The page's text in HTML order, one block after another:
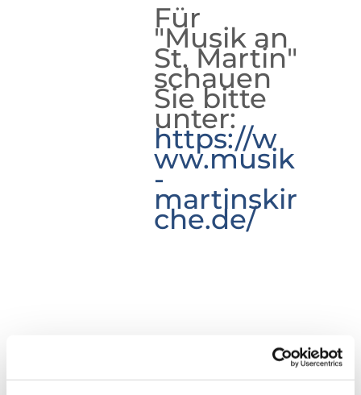
Für
"Musik an
St. Martin"
schauen
Sie bitte
unter:
https://w
ww.musik
-
martinskir
che.de/
Bücherei im Katharina-von-